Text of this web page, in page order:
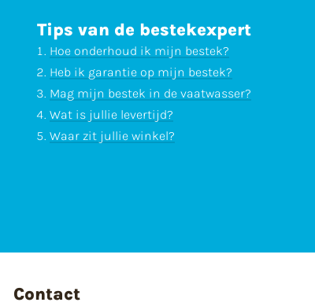
Tips van de bestekexpert
Hoe onderhoud ik mijn bestek?
Heb ik garantie op mijn bestek?
Mag mijn bestek in de vaatwasser?
Wat is jullie levertijd?
Waar zit jullie winkel?
Contact